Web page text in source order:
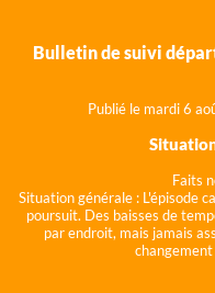
Bulletin de suivi
Publié le mardi 6
Faits
Situation générale : L'épisode
poursuit. Des baisses de
par endroit, mais jamais